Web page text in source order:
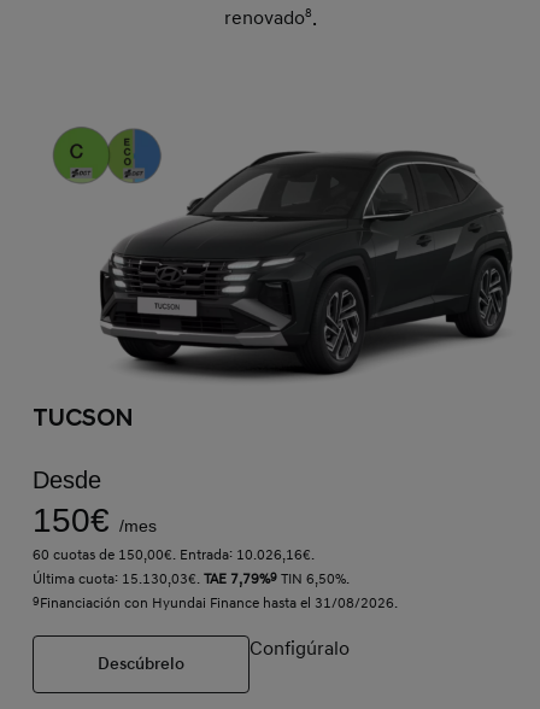
renovado8.
TUCSON
Desde
150€ /mes
60 cuotas de 150,00€. Entrada: 10.026,16€.
Última cuota: 15.130,03€. TAE 7,79%9TIN 6,50%.
9Financiación con Hyundai Finance hasta el 31/08/2026.
Descúbrelo
Configúralo